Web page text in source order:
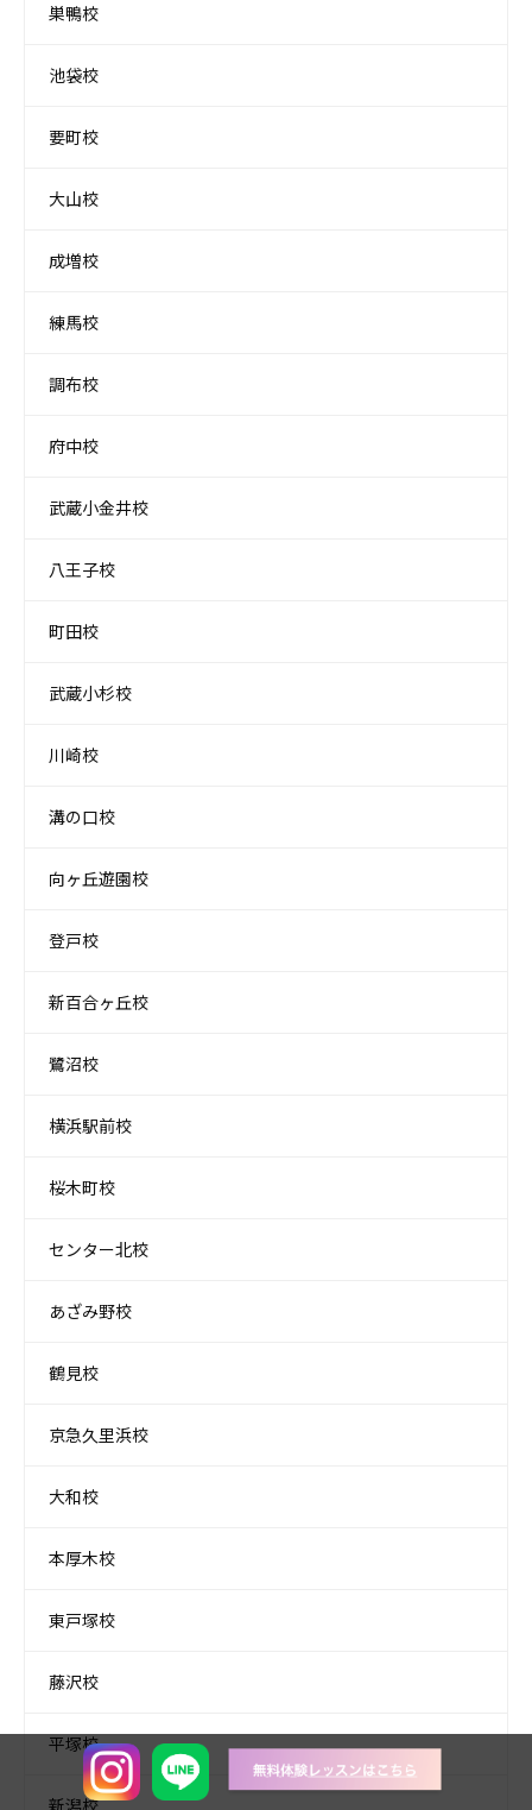
巣鴨校
池袋校
要町校
大山校
成増校
練馬校
調布校
府中校
武蔵小金井校
八王子校
町田校
武蔵小杉校
川崎校
溝の口校
向ヶ丘遊園校
登戸校
新百合ヶ丘校
鷺沼校
横浜駅前校
桜木町校
センター北校
あざみ野校
鶴見校
京急久里浜校
大和校
本厚木校
東戸塚校
藤沢校
平塚校